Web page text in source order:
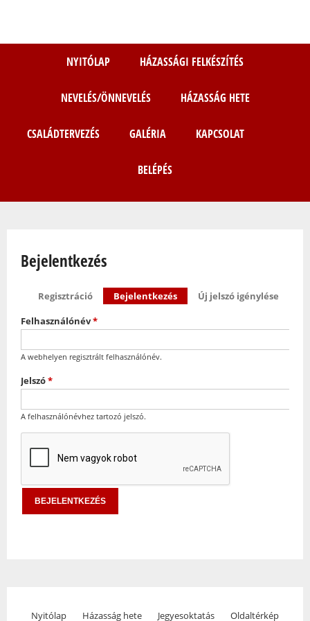
NYITÓLAP HÁZASSÁGI FELKÉSZÍTÉS
NEVELÉS/ÖNNEVELÉS HÁZASSÁG HETE
CSALÁDTERVEZÉS GALÉRIA KAPCSOLAT
BELÉPÉS
Bejelentkezés
Elsődleges fülek
Regisztráció Bejelentkezés (aktív fül)
Új jelszó igénylése
Felhasználónév*
A webhelyen regisztrált felhasználónév.
Jelszó*
A felhasználónévhez tartozó jelszó.
Nyitólap Házasság hete Jegyesoktatás Oldaltérkép